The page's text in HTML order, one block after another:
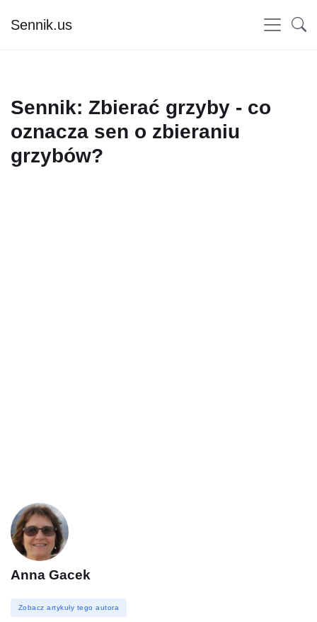
Sennik.us
Sennik: Zbierać grzyby - co
oznacza sen o zbieraniu
grzybów?
Anna Gacek
Zobacz artykuły tego autora